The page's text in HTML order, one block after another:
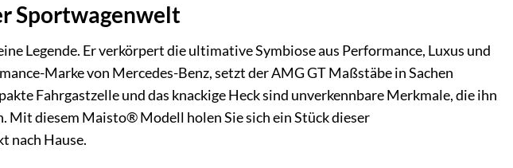
Sportwagenwelt
Legende. Er verkörpert die ultimative Symbiose aus Performance, Luxus und
Marke von Mercedes-Benz, setzt der AMG GT Maßstäbe in Sachen
Fahrgastzelle und das knackige Heck sind unverkennbare Merkmale, die ihn
Mit diesem Maisto® Modell holen Sie sich ein Stück dieser
nach Hause.